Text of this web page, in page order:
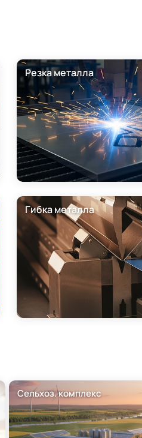
Резка металла
Гибка металла
Сельхоз. комплекс